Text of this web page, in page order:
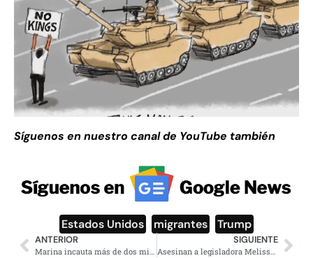
Síguenos en nuestro canal de YouTube también
Estados Unidos migrantes Trump
ANTERIOR
Marina incauta más de dos millones de dosis de droga en Guerrero
SIGUIENTE
Asesinan a legisladora Melissa Hortman y esposo, conmoción en EE.UU